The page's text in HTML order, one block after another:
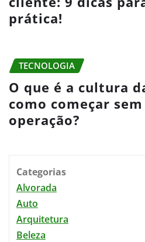
prática!
TECNOLOGIA
O que é a cultura
como começar
operação?
Categorias
Alvorada
Auto
Arquitetura
Beleza